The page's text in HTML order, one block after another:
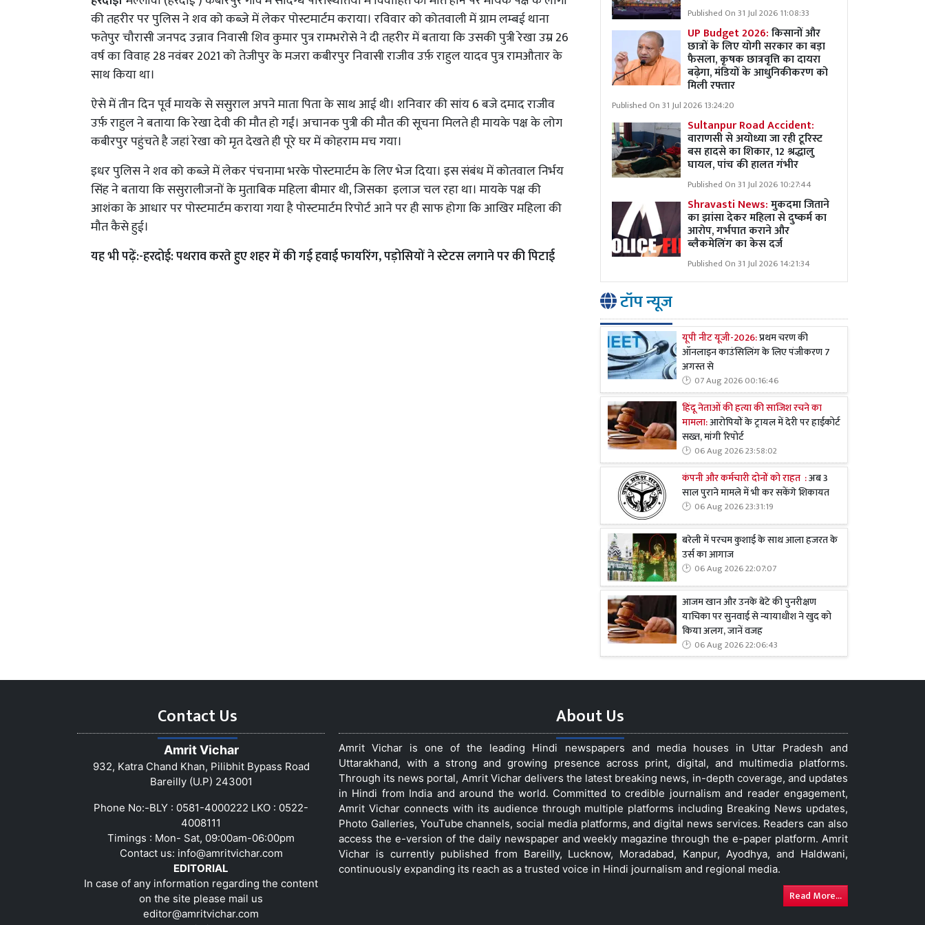
की तहरीर पर पुलिस ने शव को कब्जे में लेकर पोस्टमार्टम कराया। रविवार को कोतवाली में ग्राम लम्बई थाना
फतेपुर चौरासी जनपद उन्नाव निवासी शिव कुमार पुत्र रामभरोसे ने दी तहरीर में बताया कि उसकी पुत्री रेखा उम्र 26
वर्ष का विवाह 28 नवंबर 2021 को तेजीपुर के मजरा कबीरपुर निवासी राजीव उर्फ़ राहुल यादव पुत्र रामऔतार के
साथ किया था।
ऐसे में तीन दिन पूर्व मायके से ससुराल अपने माता पिता के साथ आई थी। शनिवार की सांय 6 बजे दमाद राजीव
उर्फ़ राहुल ने बताया कि रेखा देवी की मौत हो गईं। अचानक पुत्री की मौत की सूचना मिलते ही मायके पक्ष के लोग
कबीरपुर पहुंचते है जहां रेखा को मृत देखते ही पूरे घर में कोहराम मच गया।
इधर पुलिस ने शव को कब्जे में लेकर पंचनामा भरके पोस्टमार्टम के लिए भेज दिया। इस संबंध में कोतवाल निर्भय
सिंह ने बताया कि ससुरालीजनों के मुताबिक महिला बीमार थी, जिसका इलाज चल रहा था। मायके पक्ष की
आशंका के आधार पर पोस्टमार्टम कराया गया है पोस्टमार्टम रिपोर्ट आने पर ही साफ होगा कि आखिर महिला की
मौत कैसे हुई।
यह भी पढ़ें:-हरदोई: पथराव करते हुए शहर में की गई हवाई फायरिंग, पड़ोसियों ने स्टेटस लगाने पर की पिटाई
Published On 31 Jul 2026 11:08:33
UP Budget 2026:किसानों और
छात्रों के लिए योगी सरकार का बड़ा
फैसला, कृषक छात्रवृत्ति का दायरा
बढ़ेगा, मंडियों के आधुनिकीकरण को
मिली रफ्तार
Published On 31 Jul 2026 13:24:20
Sultanpur Road Accident:
वाराणसी से अयोध्या जा रही टूरिस्ट
बस हादसे का शिकार, 12 श्रद्धालु
घायल, पांच की हालत गंभीर
Published On 31 Jul 2026 10:27:44
Shravasti News:मुकदमा जिताने
का झांसा देकर महिला से दुष्कर्म का
आरोप, गर्भपात कराने और
ब्लैकमेलिंग का केस दर्ज
Published On 31 Jul 2026 14:21:34
टॉप न्यूज
यूपी नीट यूजी-2026:प्रथम चरण की
ऑनलाइन काउंसिलिंग के लिए पंजीकरण 7
अगस्त से
07 Aug 2026 00:16:46
हिंदू नेताओं की हत्या की साजिश रचने का
मामला:आरोपियों के ट्रायल में देरी पर हाईकोर्ट
सख्त, मांगी रिपोर्ट
06 Aug 2026 23:58:02
कंपनी और कर्मचारी दोनों को राहत :अब 3
साल पुराने मामले में भी कर सकेंगे शिकायत
06 Aug 2026 23:31:19
बरेली में परचम कुशाई के साथ आला हजरत के
उर्स का आगाज
06 Aug 2026 22:07:07
आजम खान और उनके बेटे की पुनरीक्षण
याचिका पर सुनवाई से न्यायाधीश ने खुद को
किया अलग, जानें वजह
06 Aug 2026 22:06:43
Contact Us
Amrit Vichar
932, Katra Chand Khan, Pilibhit Bypass Road
Bareilly (U.P) 243001
Phone No:-BLY : 0581-4000222 LKO : 0522-
4008111
Timings : Mon- Sat, 09:00am-06:00pm
Contact us: info@amritvichar.com
EDITORIAL
In case of any information regarding the content
on the site please mail us
editor@amritvichar.com
About Us
Amrit Vichar is one of the leading Hindi newspapers and media houses in Uttar Pradesh and
Uttarakhand, with a strong and growing presence across print, digital, and multimedia platforms.
Through its news portal, Amrit Vichar delivers the latest breaking news, in-depth coverage, and updates
in Hindi from India and around the world. Committed to credible journalism and reader engagement,
Amrit Vichar connects with its audience through multiple platforms including Breaking News updates,
Photo Galleries, YouTube channels, social media platforms, and digital news services. Readers can also
access the e-version of the daily newspaper and weekly magazine through the e-paper platform. Amrit
Vichar is currently published from Bareilly, Lucknow, Moradabad, Kanpur, Ayodhya, and Haldwani,
continuously expanding its reach as a trusted voice in Hindi journalism and regional media.
Read More...